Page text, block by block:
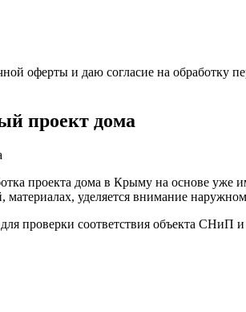
оферты и даю согласие на обработку
проект дома
проекта дома в Крыму на основе уже
материалах, уделяется внимание
проверки соответствия объекта